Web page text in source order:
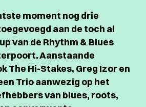
moment nog drie
aan de toch al
van de Rhythm & Blues
Aanstaande
The Hi-Stakes, Greg Izor en
Trio aanwezig op het
van blues, roots,